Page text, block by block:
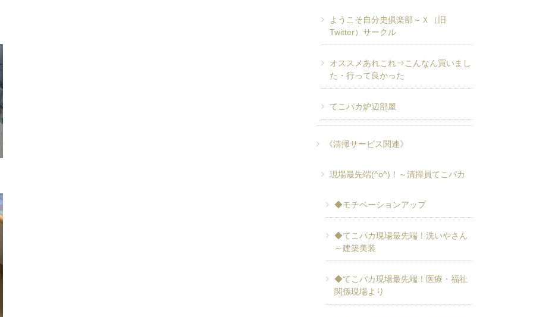
ようこそ自分史倶楽部～Ｘ（旧
Twitter）サークル
オススメあれこれ⇒こんなん買いまし
た・行って良かった
てこパカ炉辺部屋
《清掃サービス関連》
現場最先端(^o^)！～清掃員てこパカ
◆モチベーションアップ
◆てこパカ現場最先端！洗いやさん
～建築美装
◆てこパカ現場最先端！医療・福祉
関係現場より